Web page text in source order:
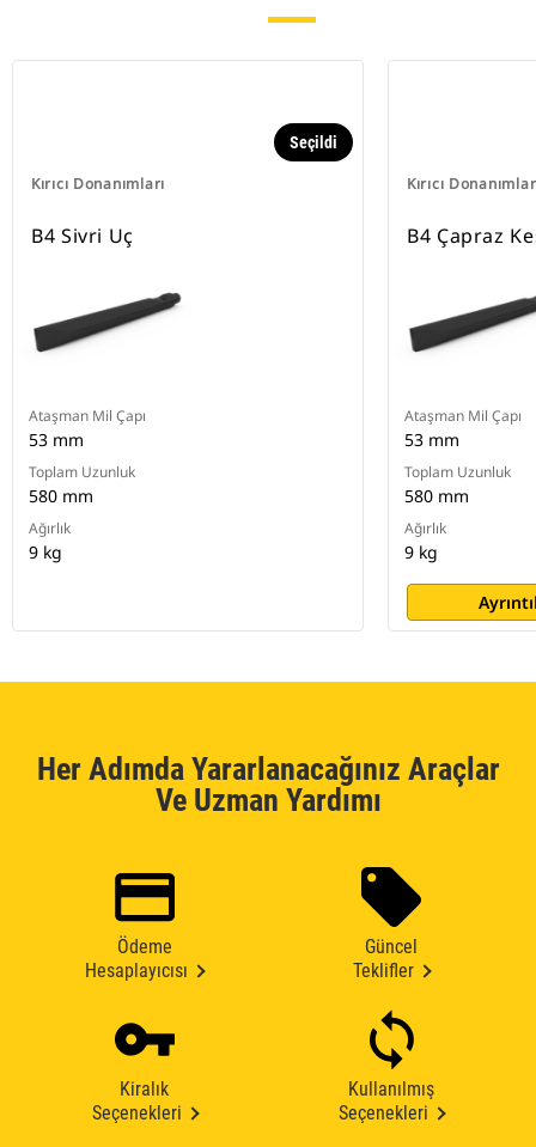
Kırıcı Donanımları
Seçildi
B4 Sivri Uç
Ataşman Mil Çapı
53 mm
Toplam Uzunluk
580 mm
Ağırlık
9 kg
Kırıcı
B4 Çapraz
Ataşman Mil Çapı
53 mm
Toplam Uzunluk
580 mm
Ağırlık
9 kg
Her Adımda Yararlanacağınız Araçlar
Ve Uzman Yardımı
Ödeme
Hesaplayıcısı
Güncel
Teklifler
Kiralık
Seçenekleri
Kullanılmış
Seçenekleri